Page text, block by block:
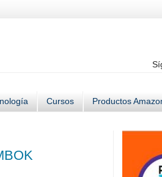
Cursos Productos